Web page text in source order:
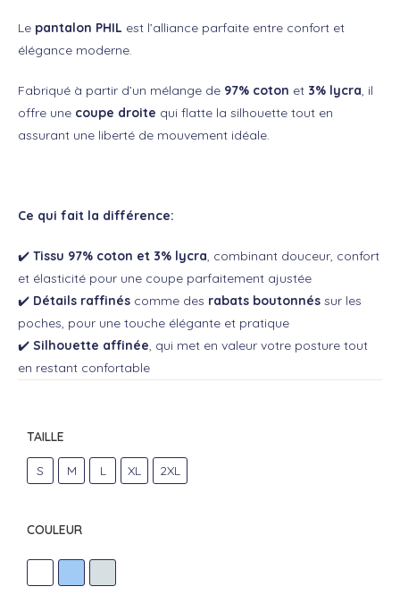
Le pantalon PHIL est l’alliance parfaite entre confort et
élégance moderne.
Fabriqué à partir d’un mélange de 97% coton et 3% lycra, il
offre une coupe droite qui flatte la silhouette tout en
assurant une liberté de mouvement idéale.
Ce qui fait la différence:
✔️ Tissu 97% coton et 3% lycra, combinant douceur, confort
et élasticité pour une coupe parfaitement ajustée
✔️ Détails raffinés comme des rabats boutonnés sur les
poches, pour une touche élégante et pratique
✔️ Silhouette affinée, qui met en valeur votre posture tout
en restant confortable
TAILLE
S M L XL 2XL
COULEUR
BLANCCIEL PERLE